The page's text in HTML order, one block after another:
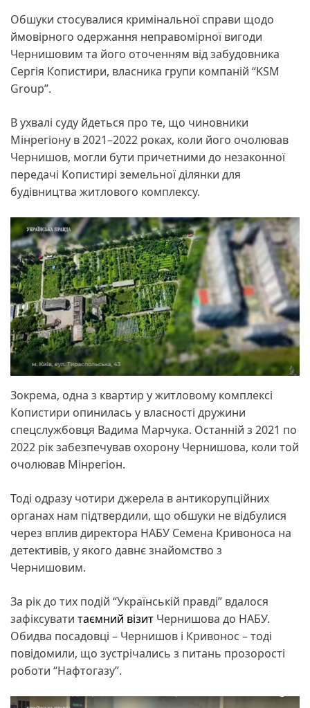
Обшуки стосувалися кримінальної справи щодо
ймовірного одержання неправомірної вигоди
Чернишовим та його оточенням від забудовника
Сергія Копистири, власника групи компаній “KSM
Group”.
В ухвалі суду йдеться про те, що чиновники
Мінрегіону в 2021–2022 роках, коли його очолював
Чернишов, могли бути причетними до незаконної
передачі Копистирі земельної ділянки для
будівництва житлового комплексу.
Зокрема, одна з квартир у житловому комплексі
Копистири опинилась у власності дружини
спецслужбовця Вадима Марчука. Останній з 2021 по
2022 рік забезпечував охорону Чернишова, коли той
очолював Мінрегіон.
Тоді одразу чотири джерела в антикорупційних
органах нам підтвердили, що обшуки не відбулися
через вплив директора НАБУ Семена Кривоноса на
детективів, у якого давнє знайомство з
Чернишовим.
За рік до тих подій “Українській правді” вдалося
зафіксувати таємний візит Чернишова до НАБУ.
Обидва посадовці – Чернишов і Кривонос – тоді
повідомили, що зустрічались з питань прозорості
роботи “Нафтогазу”.